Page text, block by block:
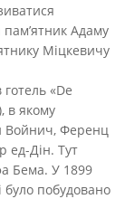
Адаму
Міцкевичу
«De
в якому
Войнич, Ференц
ед-Дін. Тут
Бема. У 1899
було побудовано